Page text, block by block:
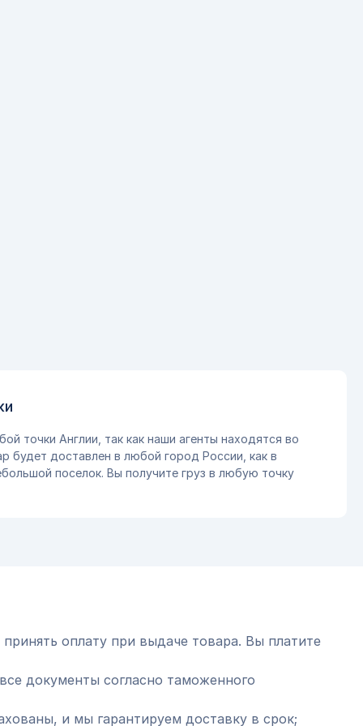
точки Англии, так как наши агенты находятся во
будет доставлен в любой город России, как в
поселок. Вы получите груз в любую точку
оплату при выдаче товара. Вы платите
документы согласно таможенного
и мы гарантируем доставку в срок;